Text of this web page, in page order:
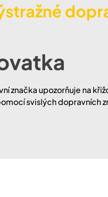
značka upozorňuje na
svislých dopravních